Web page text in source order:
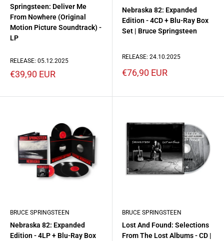
Springsteen: Deliver Me
From Nowhere (Original
Motion Picture Soundtrack) -
LP
RELEASE: 05.12.2025
Prezzo
€39,90 EUR
Nebraska 82: Expanded
Edition - 4CD + Blu-Ray Box
Set | Bruce Springsteen
RELEASE: 24.10.2025
Prezzo
€76,90 EUR
BRUCE SPRINGSTEEN
Nebraska 82: Expanded
Edition - 4LP + Blu-Ray Box
BRUCE SPRINGSTEEN
Lost And Found: Selections
From The Lost Albums - CD |